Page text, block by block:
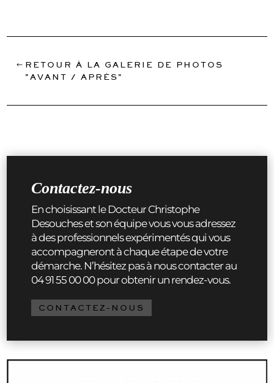
RETOUR À LA GALERIE DE PHOTOS
"AVANT / APRÈS"
Contactez-nous
En choisissant le Docteur Christophe
Desouches et son équipe vous vous adressez
à des professionnels expérimentés qui vous
accompagneront à chaque étape de votre
démarche. N’hésitez pas à nous contacter au
04 91 55 00 00 pour obtenir un rendez-vous.
CONTACTEZ-NOUS